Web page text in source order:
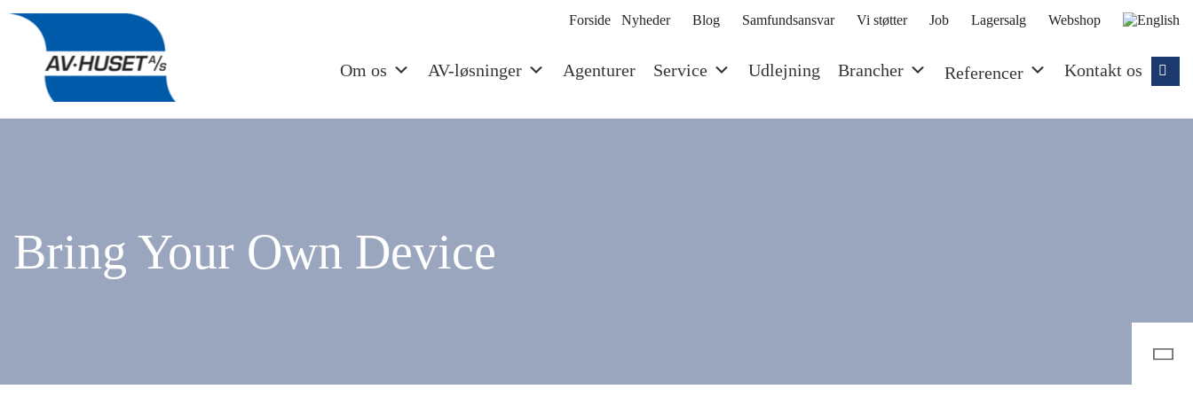
Forside Nyheder Blog Samfundsansvar Vi støtter Job Lagersalg Webshop
Om os AV-løsninger Agenturer Service Udlejning Brancher Referencer Kontakt os
Bring Your Own Device